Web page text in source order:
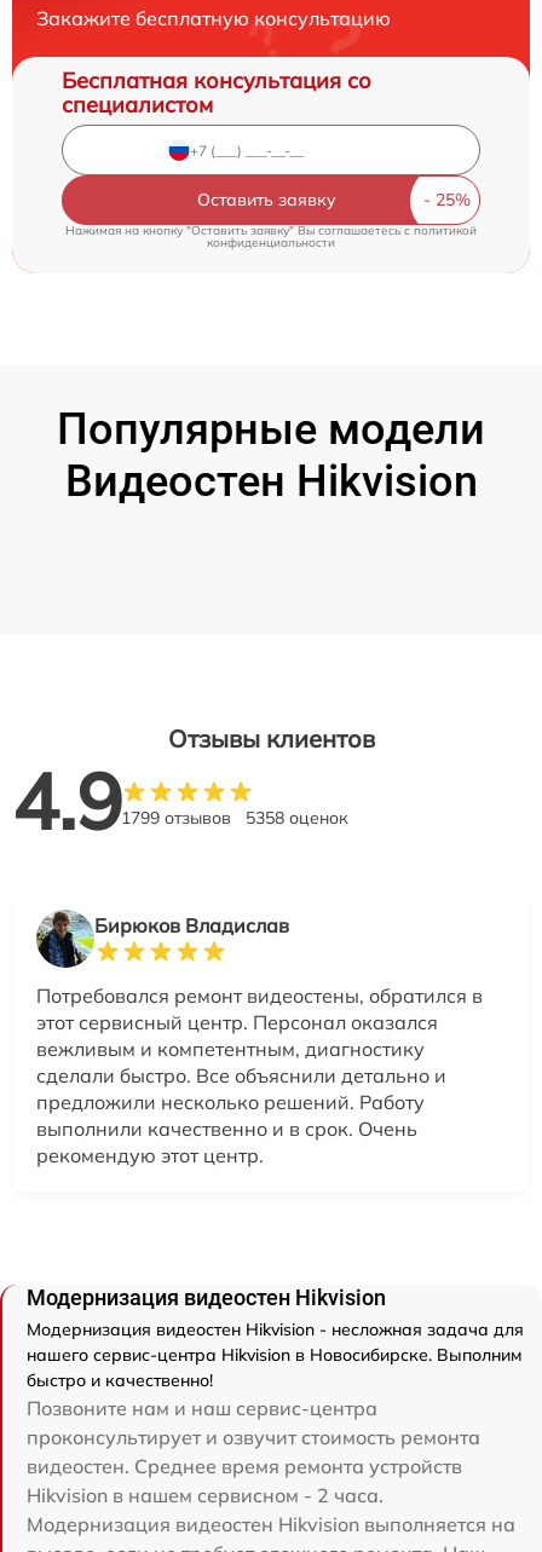
Закажите бесплатную консультацию
Бесплатная консультация со
специалистом
Оставить заявку
Нажимая на кнопку "Оставить заявку" Вы соглашаетесь c политикой
конфиденциальности
Популярные модели
Видеостен Hikvision
Отзывы клиентов
4.91799 отзывов 5358 оценок
Бирюков Владислав
Потребовался ремонт видеостены, обратился в
этот сервисный центр. Персонал оказался
вежливым и компетентным, диагностику
сделали быстро. Все объяснили детально и
предложили несколько решений. Работу
выполнили качественно и в срок. Очень
рекомендую этот центр.
Модернизация видеостен Hikvision
Модернизация видеостен Hikvision - несложная задача для
нашего сервис-центра Hikvision в Новосибирске. Выполним
быстро и качественно!
Позвоните нам и наш сервис-центра
проконсультирует и озвучит стоимость ремонта
видеостен. Среднее время ремонта устройств
Hikvision в нашем сервисном - 2 часа.
Модернизация видеостен Hikvision выполняется на